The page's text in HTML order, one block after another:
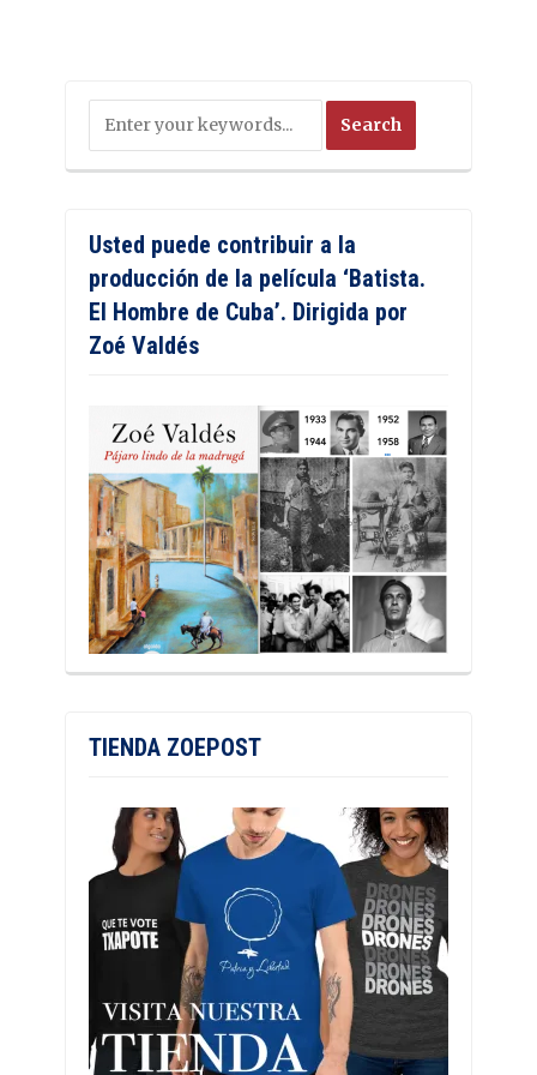
Usted puede contribuir a la
producción de la película ‘Batista.
El Hombre de Cuba’. Dirigida por
Zoé Valdés
TIENDA ZOEPOST